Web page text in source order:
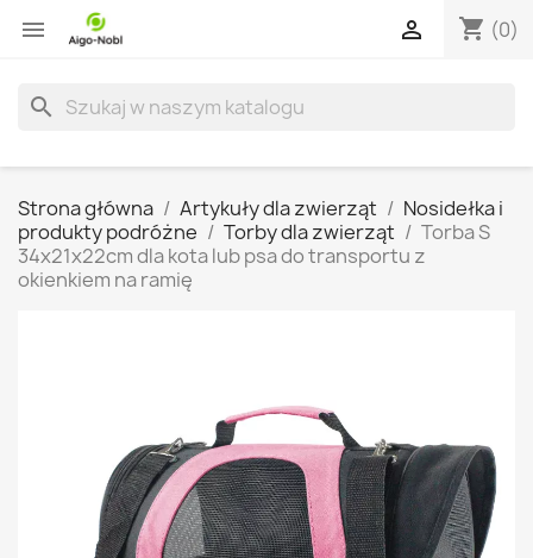
 shopping_cart (0)

search
Strona główna Artykuły dla zwierząt
Nosidełka i
produkty podróżne
Torby dla zwierząt
Torba S
34x21x22cm dla kota lub psa do transportu z
okienkiem na ramię